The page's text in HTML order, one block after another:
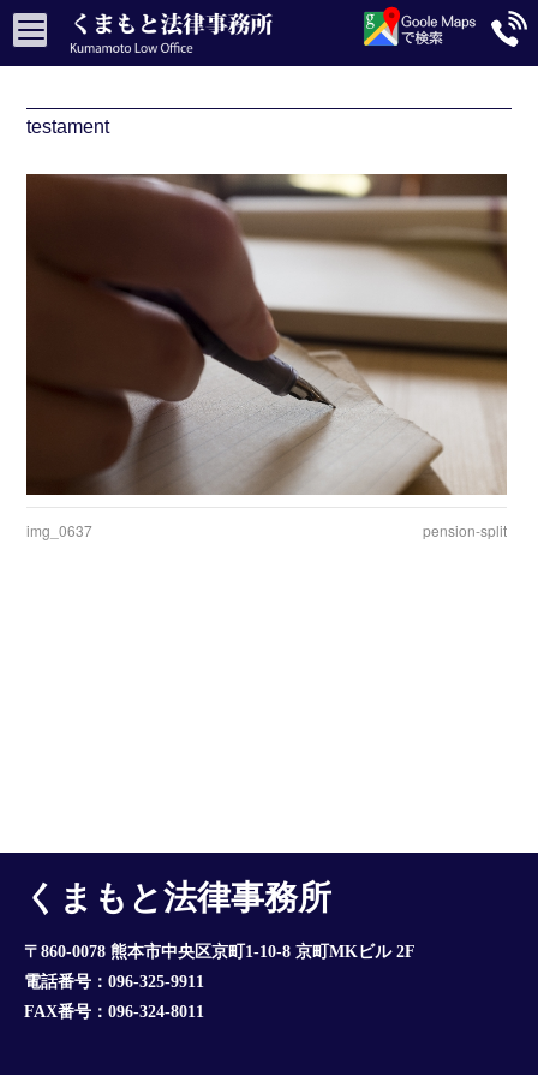
testament
img_0637 pension-split
くまもと法律事務所
〒860-0078 熊本市中央区京町1-10-8 京町MKビル 2F
電話番号：096-325-9911
FAX番号：096-324-8011